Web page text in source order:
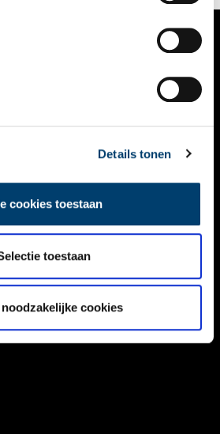
Details tonen
cookies toestaan
toestaan
cookies